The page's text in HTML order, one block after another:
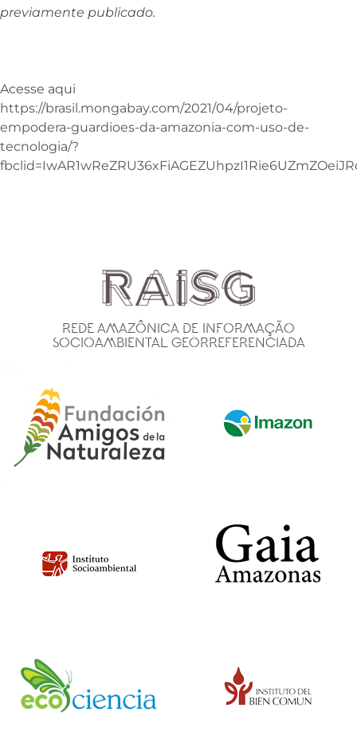
previamente publicado.
Acesse aqui
https://brasil.mongabay.com/2021/04/projeto-
empodera-guardioes-da-amazonia-com-uso-de-
tecnologia/?
Rede Amazônica de Informação
Socioambiental Georreferenciada